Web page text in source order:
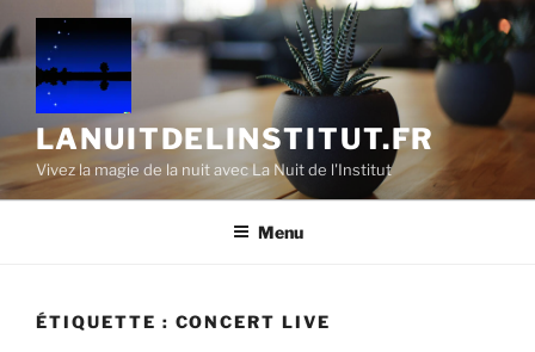
Aller
au
contenu
principal
LANUITDELINSTITUT.FR
Vivez la magie de la nuit avec La Nuit de l'Institut
Menu
ÉTIQUETTE : CONCERT LIVE